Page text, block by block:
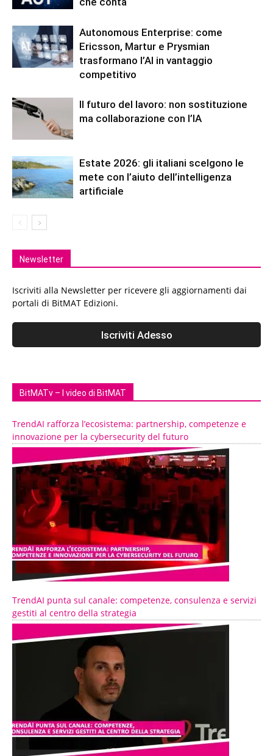
Autonomous Enterprise: come
Ericsson, Martur e Prysmian
trasformano l’AI in vantaggio
competitivo
Il futuro del lavoro: non sostituzione
ma collaborazione con l’IA
Estate 2026: gli italiani scelgono le
mete con l’aiuto dell’intelligenza
artificiale
Newsletter
Iscriviti alla Newsletter per ricevere gli aggiornamenti dai
portali di BitMAT Edizioni.
BitMATv – I video di BitMAT
TrendAI rafforza l’ecosistema: partnership, competenze e
innovazione per la cybersecurity del futuro
TrendAI punta sul canale: competenze, consulenza e servizi
gestiti al centro della strategia